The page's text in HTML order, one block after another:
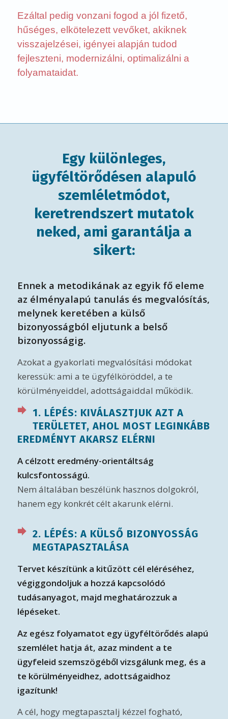
Ezáltal pedig vonzani fogod a jól fizető,
hűséges, elkötelezett vevőket, akiknek
visszajelzései, igényei alapján tudod
fejleszteni, modernizálni, optimalizálni a
folyamataidat.
Egy különleges,
ügyféltörődésen alapuló
szemléletmódot,
keretrendszert mutatok
neked, ami garantálja a
sikert:
Ennek a metodikának az egyik fő eleme
az élményalapú tanulás és megvalósítás,
melynek keretében a külső
bizonyosságból eljutunk a belső
bizonyosságig.
Azokat a gyakorlati megvalósítási módokat
keressük: ami a te ügyfélköröddel, a te
körülményeiddel, adottságaiddal működik.
1. LÉPÉS: KIVÁLASZTJUK AZT A
TERÜLETET, AHOL MOST LEGINKÁBB
EREDMÉNYT AKARSZ ELÉRNI
A célzott eredmény-orientáltság
kulcsfontosságú.
Nem általában beszélünk hasznos dolgokról,
hanem egy konkrét célt akarunk elérni.
2. LÉPÉS: A KÜLSŐ BIZONYOSSÁG
MEGTAPASZTALÁSA
Tervet készítünk a kitűzött cél eléréséhez,
végiggondoljuk a hozzá kapcsolódó
tudásanyagot, majd meghatározzuk a
lépéseket.
Az egész folyamatot egy ügyféltörődés alapú
szemlélet hatja át, azaz mindent a te
ügyfeleid szemszögéből vizsgálunk meg, és a
te körülményeidhez, adottságaidhoz
igazítunk!
A cél, hogy megtapasztalj kézzel fogható,